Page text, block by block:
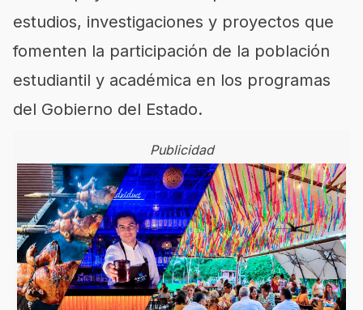
estudios, investigaciones y proyectos que
fomenten la participación de la población
estudiantil y académica en los programas
del Gobierno del Estado.
Publicidad